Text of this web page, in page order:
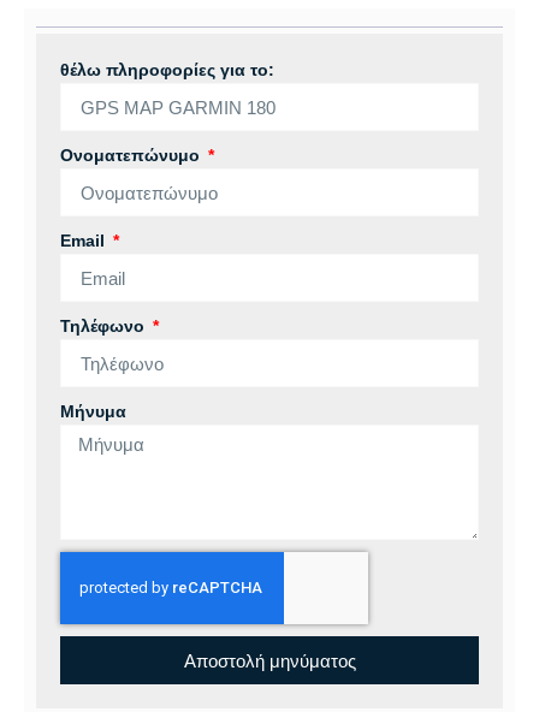
θέλω πληροφορίες για το:
Ονοματεπώνυμο
Email
Τηλέφωνο
Μήνυμα
Αποστολή μηνύματος